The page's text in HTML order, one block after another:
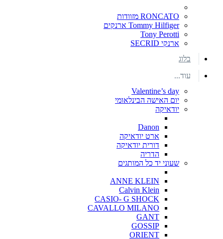
RONCATO מזוודות
Tommy Hilfiger ארנקים
Tony Perotti
ארנקי SECRID
בלוג
עוד...
Valentine’s day
יום האישה הבינלאומי
יודאיקה
Danon
ארט יודאיקה
דורית יודאיקה
הדריה
שעוני יד כל המותגים
ANNE KLEIN
Calvin Klein
CASIO- G SHOCK
CAVALLO MILANO
GANT
GOSSIP
ORIENT